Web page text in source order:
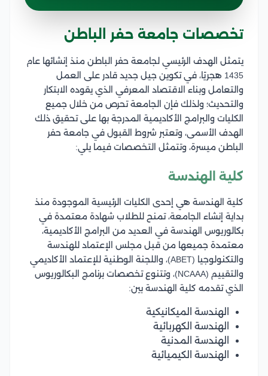
تخصصات جامعة حفر الباطن
يتمثل الهدف الرئيسي لجامعة حفر الباطن منذ إنشائها عام
1435 هجريًا، في تكوين جيل جديد قادر على العمل
والتعامل وبناء الاقتصاد المعرفي الذي يقوده الابتكار
والتحديث؛ ولذلك فإن الجامعة تحرص من خلال جميع
الكليات والبرامج الأكاديمية المدرجة بها على تحقيق ذلك
الهدف الأسمى، وتعتبر شروط القبول في جامعة حفر
الباطن ميسرة، وتتمثل التخصصات فيما يلي:
كلية الهندسة
كلية الهندسة هي إحدى الكليات الرئيسية الموجودة منذ
بداية إنشاء الجامعة، تمنح للطلاب شهادة معتمدة في
بكالوريوس الهندسة في العديد من البرامج الأكاديمية،
معتمدة جميعها من قبل مجلس الإعتماد للهندسة
والتكنولوجيا (ABET)، واللجنة الوطنية للإعتماد الأكاديمي
والتقييم (NCAAA)، وتتنوع تخصصات برنامج البكالوريوس
الذي تقدمه كلية الهندسة بين:
الهندسة الميكانيكية
الهندسة الكهربائية
الهندسة المدنية
الهندسة الكيميائية